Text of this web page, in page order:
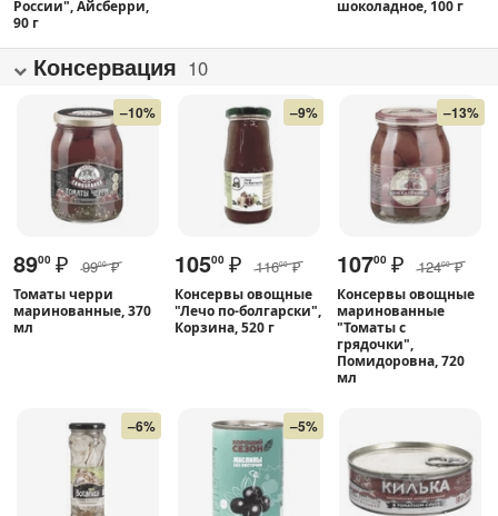
России", Айсберри,
90 г
шоколадное, 100 г
Консервация 10
–10%
8900 ₽ 9900 ₽
Томаты черри
маринованные, 370
мл
–9%
10500 ₽ 11600 ₽
Консервы овощные
"Лечо по-болгарски",
Корзина, 520 г
–13%
10700 ₽ 12400 ₽
Консервы овощные
маринованные
"Томаты с
грядочки",
Помидоровна, 720
мл
–6% –5%